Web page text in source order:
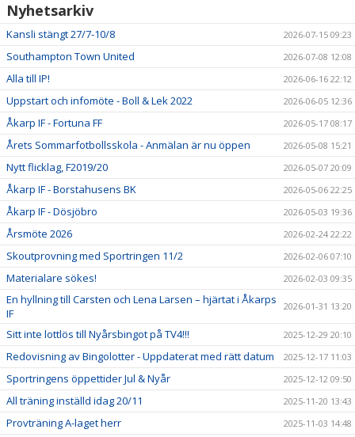
Nyhetsarkiv
Kansli stängt 27/7-10/8 2026-07-15 09:23
Southampton Town United 2026-07-08 12:08
Alla till IP! 2026-06-16 22:12
Uppstart och infomöte - Boll & Lek 2022 2026-06-05 12:36
Åkarp IF - Fortuna FF 2026-05-17 08:17
Årets Sommarfotbollsskola - Anmälan är nu öppen 2026-05-08 15:21
Nytt flicklag, F2019/20 2026-05-07 20:09
Åkarp IF - Borstahusens BK 2026-05-06 22:25
Åkarp IF - Dösjöbro 2026-05-03 19:36
Årsmöte 2026 2026-02-24 22:22
Skoutprovning med Sportringen 11/2 2026-02-06 07:10
Materialare sökes! 2026-02-03 09:35
En hyllning till Carsten och Lena Larsen – hjärtat i Åkarps
IF
2026-01-31 13:20
Sitt inte lottlös till Nyårsbingot på TV4!!! 2025-12-29 20:10
Redovisning av Bingolotter - Uppdaterat med rätt datum 2025-12-17 11:03
Sportringens öppettider Jul & Nyår 2025-12-12 09:50
All träning inställd idag 20/11 2025-11-20 13:43
Provträning A-laget herr 2025-11-03 14:48